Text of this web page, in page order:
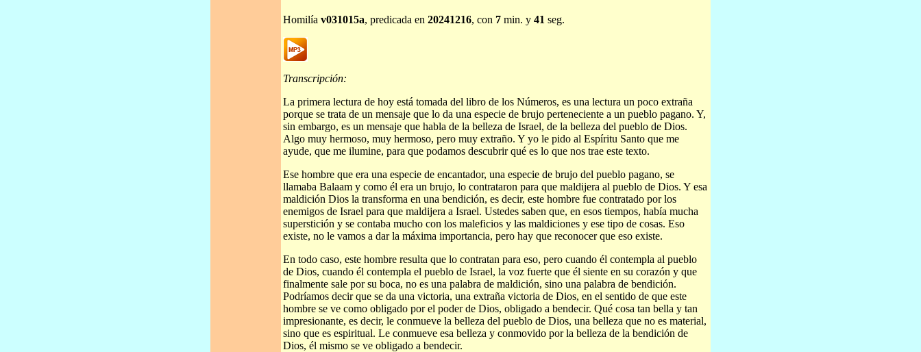
Homilía v031015a, predicada en 20241216, con 7 min. y 41 seg.
Transcripción:
La primera lectura de hoy está tomada del libro de los Números, es una lectura un poco extraña
porque se trata de un mensaje que lo da una especie de brujo perteneciente a un pueblo pagano. Y,
sin embargo, es un mensaje que habla de la belleza de Israel, de la belleza del pueblo de Dios.
Algo muy hermoso, muy hermoso, pero muy extraño. Y yo le pido al Espíritu Santo que me
ayude, que me ilumine, para que podamos descubrir qué es lo que nos trae este texto.
Ese hombre que era una especie de encantador, una especie de brujo del pueblo pagano, se
llamaba Balaam y como él era un brujo, lo contrataron para que maldijera al pueblo de Dios. Y esa
maldición Dios la transforma en una bendición, es decir, este hombre fue contratado por los
enemigos de Israel para que maldijera a Israel. Ustedes saben que, en esos tiempos, había mucha
superstición y se contaba mucho con los maleficios y las maldiciones y ese tipo de cosas. Eso
existe, no le vamos a dar la máxima importancia, pero hay que reconocer que eso existe.
En todo caso, este hombre resulta que lo contratan para eso, pero cuando él contempla al pueblo
de Dios, cuando él contempla el pueblo de Israel, la voz fuerte que él siente en su corazón y que
finalmente sale por su boca, no es una palabra de maldición, sino una palabra de bendición.
Podríamos decir que se da una victoria, una extraña victoria de Dios, en el sentido de que este
hombre se ve como obligado por el poder de Dios, obligado a bendecir. Qué cosa tan bella y tan
impresionante, es decir, le conmueve la belleza del pueblo de Dios, una belleza que no es material,
sino que es espiritual. Le conmueve esa belleza y conmovido por la belleza de la bendición de
Dios, él mismo se ve obligado a bendecir.